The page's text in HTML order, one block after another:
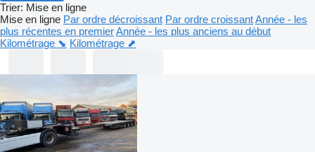
Trier: Mise en ligne
Mise en ligne Par ordre décroissant Par ordre croissantAnnée - les
plus récentes en premierAnnée - les plus anciens au début
Kilométrage ⬊ Kilométrage ⬈